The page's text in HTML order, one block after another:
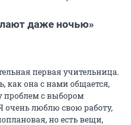
даже ночью»
первая учительница.
как она с нами общается,
проблем с выбором
очень люблю свою работу,
но есть вещи,